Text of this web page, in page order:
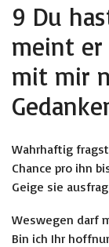
9 Du
meint er
mit mir
Wahrhaftig
Chance pro ihn
Geige sie
Weswegen darf
Bin ich Ihr